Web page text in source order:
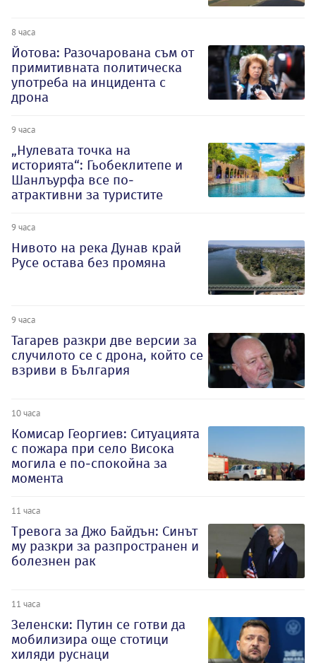
8 часа
Йотова: Разочарована съм от
примитивната политическа
употреба на инцидента с
дрона
9 часа
„Нулевата точка на
историята“: Гьобеклитепе и
Шанлъурфа все по-
атрактивни за туристите
9 часа
Нивото на река Дунав край
Русе остава без промяна
9 часа
Тагарев разкри две версии за
случилото се с дрона, който се
взриви в България
10 часа
Комисар Георгиев: Ситуацията
с пожара при село Висока
могила е по-спокойна за
момента
11 часа
Тревога за Джо Байдън: Синът
му разкри за разпространен и
болезнен рак
11 часа
Зеленски: Путин се готви да
мобилизира още стотици
хиляди руснаци